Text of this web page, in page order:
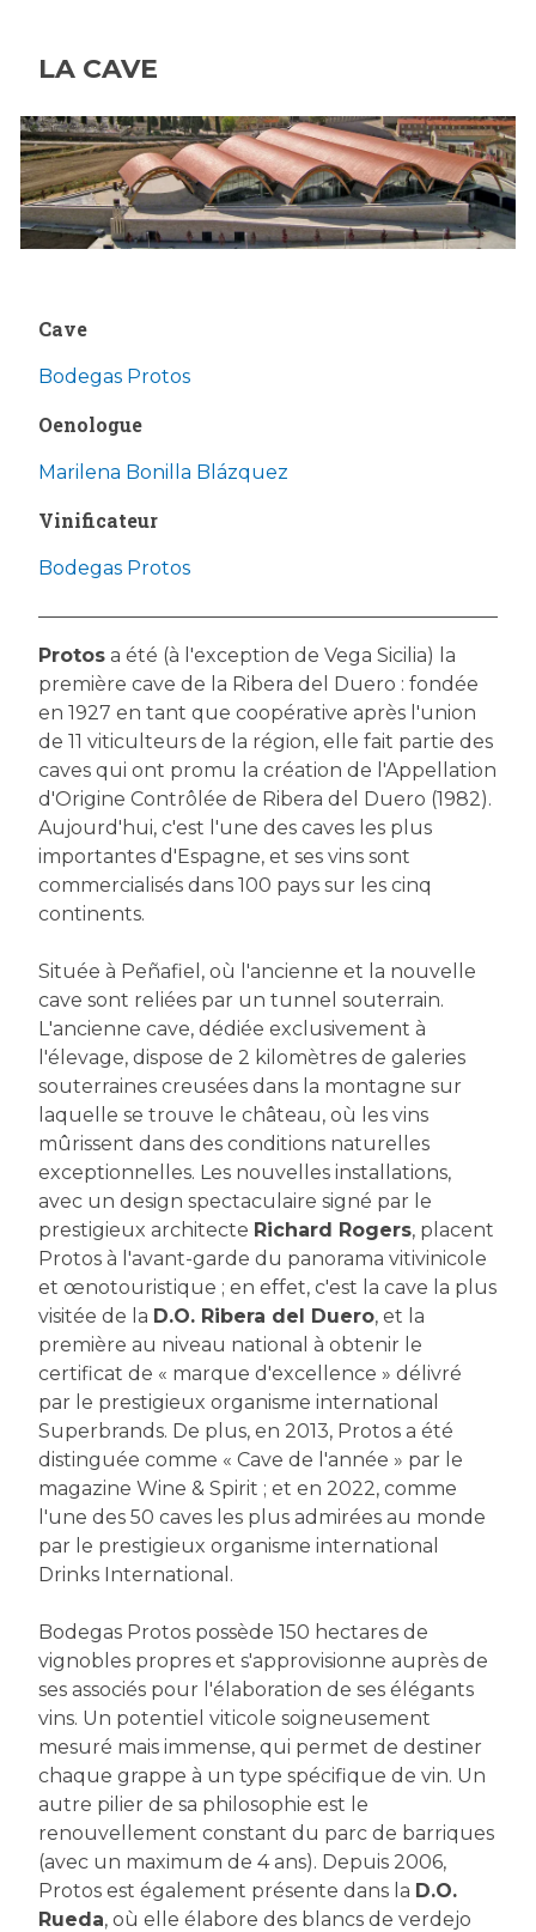
LA CAVE
Cave
Bodegas Protos
Oenologue
Marilena Bonilla Blázquez
Vinificateur
Bodegas Protos
Protos a été (à l'exception de Vega Sicilia) la
première cave de la Ribera del Duero : fondée
en 1927 en tant que coopérative après l'union
de 11 viticulteurs de la région, elle fait partie des
caves qui ont promu la création de l'Appellation
d'Origine Contrôlée de Ribera del Duero (1982).
Aujourd'hui, c'est l'une des caves les plus
importantes d'Espagne, et ses vins sont
commercialisés dans 100 pays sur les cinq
continents.
Située à Peñafiel, où l'ancienne et la nouvelle
cave sont reliées par un tunnel souterrain.
L'ancienne cave, dédiée exclusivement à
l'élevage, dispose de 2 kilomètres de galeries
souterraines creusées dans la montagne sur
laquelle se trouve le château, où les vins
mûrissent dans des conditions naturelles
exceptionnelles. Les nouvelles installations,
avec un design spectaculaire signé par le
prestigieux architecte Richard Rogers, placent
Protos à l'avant-garde du panorama vitivinicole
et œnotouristique ; en effet, c'est la cave la plus
visitée de la D.O. Ribera del Duero, et la
première au niveau national à obtenir le
certificat de « marque d'excellence » délivré
par le prestigieux organisme international
Superbrands. De plus, en 2013, Protos a été
distinguée comme « Cave de l'année » par le
magazine Wine & Spirit ; et en 2022, comme
l'une des 50 caves les plus admirées au monde
par le prestigieux organisme international
Drinks International.
Bodegas Protos possède 150 hectares de
vignobles propres et s'approvisionne auprès de
ses associés pour l'élaboration de ses élégants
vins. Un potentiel viticole soigneusement
mesuré mais immense, qui permet de destiner
chaque grappe à un type spécifique de vin. Un
autre pilier de sa philosophie est le
renouvellement constant du parc de barriques
(avec un maximum de 4 ans). Depuis 2006,
Protos est également présente dans la D.O.
Rueda, où elle élabore des blancs de verdejo